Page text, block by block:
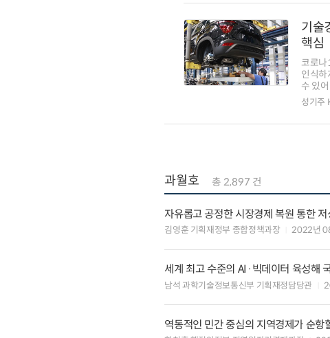
기술
핵심
코로나
인식하
수 있
성기주
과월호 총 2,897 건
자유롭고 공정한 시장경제 복원 통한
김영훈 기획재정부 종합정책과장 2022년
세계 최고 수준의 AI·빅데이터 육성해
남석 과학기술정보통신부 기획재정담당관
역동적인 민간 중심의 지역경제가 순항